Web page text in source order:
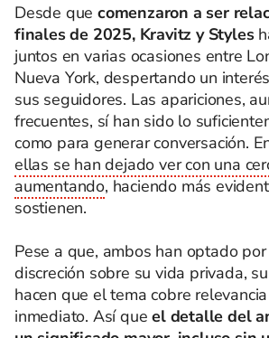
Desde que comenzaron a ser
finales de 2025, Kravitz y Styles
juntos en varias ocasiones entre
Nueva York, despertando un
sus seguidores. Las apariciones,
frecuentes, sí han sido lo
como para generar conversación.
ellas se han dejado ver con una
aumentando, haciendo más
sostienen.
Pese a que, ambos han optado
discreción sobre su vida privada,
hacen que el tema cobre
inmediato. Así queel detalle del